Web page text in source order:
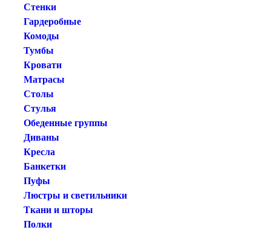
Стенки
Гардеробные
Комоды
Тумбы
Кровати
Матрасы
Столы
Стулья
Обеденные группы
Диваны
Кресла
Банкетки
Пуфы
Люстры и светильники
Ткани и шторы
Полки